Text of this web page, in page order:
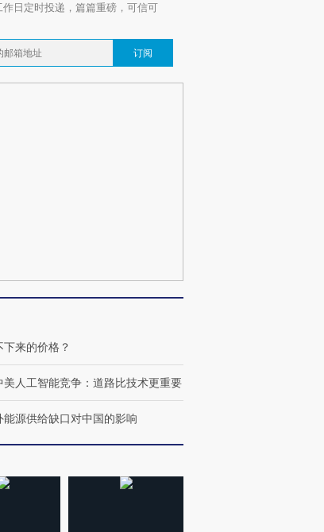
作日定时投递，篇篇重磅，可信可
订阅
下来的价格？
美人工智能竞争：道路比技术更重要
能源供给缺口对中国的影响